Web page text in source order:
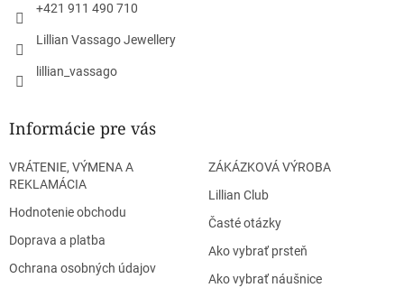
+421 911 490 710
Lillian Vassago Jewellery
lillian_vassago
Informácie pre vás
VRÁTENIE, VÝMENA A
REKLAMÁCIA
Hodnotenie obchodu
Doprava a platba
Ochrana osobných údajov
ZÁKÁZKOVÁ VÝROBA
Lillian Club
Časté otázky
Ako vybrať prsteň
Ako vybrať náušnice